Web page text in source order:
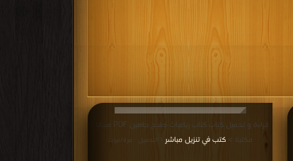
قراءة و تحميل كتاب كتاب رباعيات صلاح جاهين PDF مجانا |
مكتبة > كتب في تنزيل مباشر| التحميل : مرة/مرات